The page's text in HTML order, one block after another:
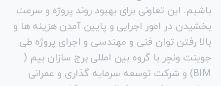
تمامی جامعه فوتبال و پیشکسوتان فوتبال در
سطح کشور می باشد؛ که بر مبنای مزیت های
چندجانبه و با همکاری، همفکری و همدلی اعضای
تعاونی در صدد رفع نیاز مسکن این جامعه می
باشیم. این تعاونی برای بهبود روند پروژه و سرعت